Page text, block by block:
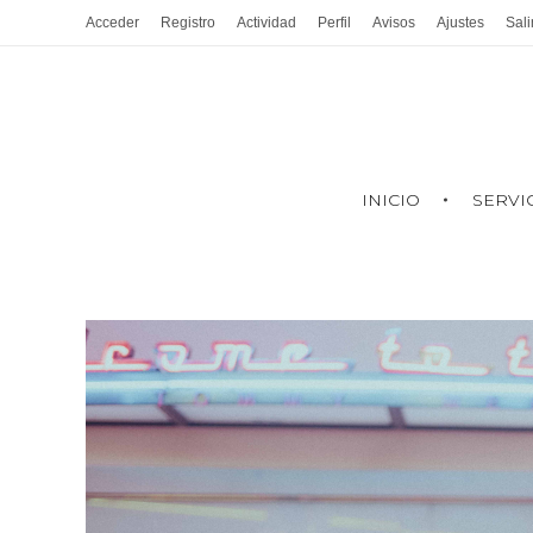
Acceder Registro Actividad Perfil Avisos Ajustes
INICIO